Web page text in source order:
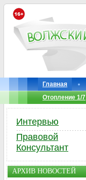
Главная
Отопление 1/7
Интервью
Правовой
Консультант
АРХИВ НОВОСТЕЙ